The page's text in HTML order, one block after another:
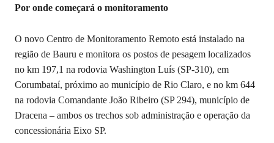
Por onde começará o monitoramento
O novo Centro de Monitoramento Remoto está instalado na
região de Bauru e monitora os postos de pesagem localizados
no km 197,1 na rodovia Washington Luís (SP-310), em
Corumbataí, próximo ao município de Rio Claro, e no km 644
na rodovia Comandante João Ribeiro (SP 294), município de
Dracena – ambos os trechos sob administração e operação da
concessionária Eixo SP.